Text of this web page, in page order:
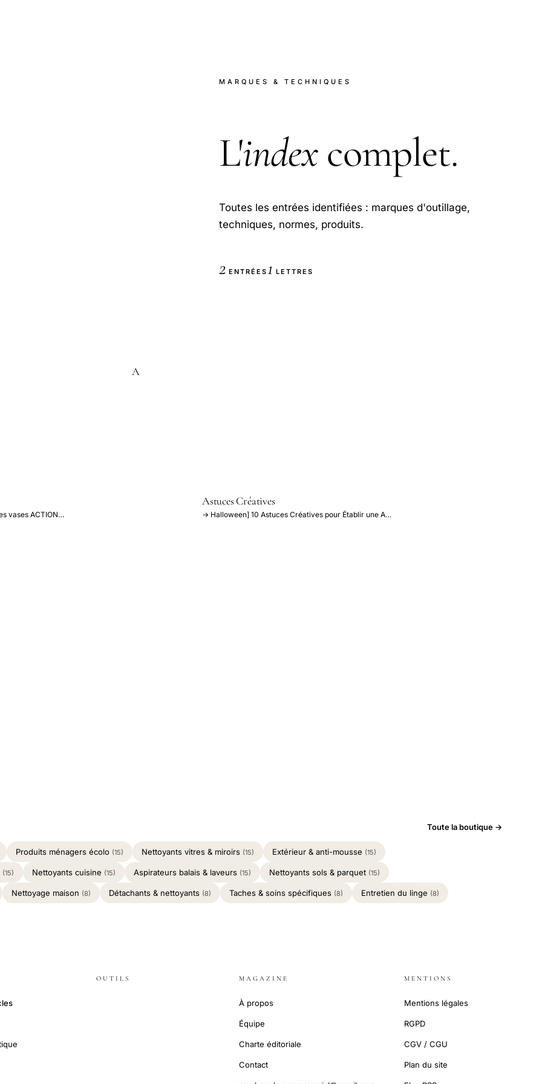
MARQUES & TECHNIQUES
L'indexcomplet.
Toutes les entrées identifiées : marques d'outillage,
techniques, normes, produits.
2 ENTRÉES1 LETTRES
A
vases ACTION…
Astuces Créatives
→ Halloween] 10 Astuces Créatives pour Établir une A…
Toute la boutique →
Produits ménagers écolo (15) Nettoyants vitres & miroirs (15) Extérieur & anti-mousse (15)
(15) Nettoyants cuisine (15) Aspirateurs balais & laveurs (15) Nettoyants sols & parquet (15)
Nettoyage maison (8) Détachants & nettoyants (8) Taches & soins spécifiques (8) Entretien du linge (8)
OUTILS MAGAZINE
À propos
Équipe
Charte éditoriale
Contact
MENTIONS
Mentions légales
RGPD
CGV / CGU
Plan du site